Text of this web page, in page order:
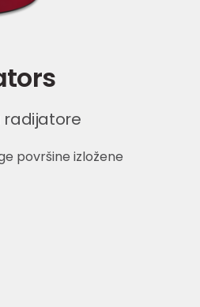
radijatore
površine izložene